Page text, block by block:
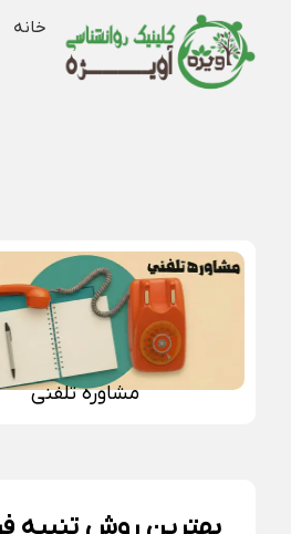
خانه
مشاوره تلفنی